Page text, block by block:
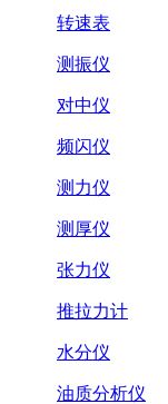
转速表
测振仪
对中仪
频闪仪
测力仪
测厚仪
张力仪
推拉力计
水分仪
油质分析仪